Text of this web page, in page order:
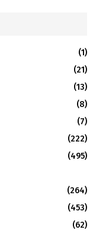
R
(1)
(21)
(13)
(8)
(7)
(222)
(495)
(264)
(453)
(62)